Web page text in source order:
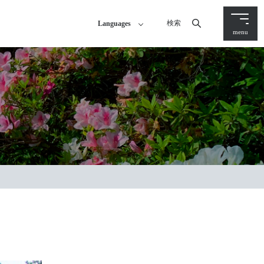
Languages 検索
menu